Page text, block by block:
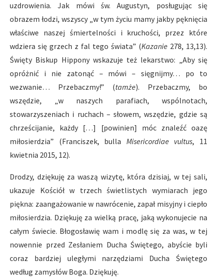
uzdrowienia. Jak mówi św. Augustyn, posługując się
obrazem łodzi, wszyscy „w tym życiu mamy jakby pęknięcia
właściwe naszej śmiertelności i kruchości, przez które
wdziera się grzech z fal tego świata” (Kazanie 278, 13,13).
Święty Biskup Hippony wskazuje też lekarstwo: „Aby się
opróżnić i nie zatonąć – mówi – sięgnijmy… po to
wezwanie… Przebaczmy!” (tamże). Przebaczmy, bo
wszędzie, „w naszych parafiach, wspólnotach,
stowarzyszeniach i ruchach – słowem, wszędzie, gdzie są
chrześcijanie, każdy […] [powinien] móc znaleźć oazę
miłosierdzia” (Franciszek, bulla Misericordiae vultus, 11
kwietnia 2015, 12).
Drodzy, dziękuję za waszą wizytę, która dzisiaj, w tej sali,
ukazuje Kościół w trzech świetlistych wymiarach jego
piękna: zaangażowanie w nawrócenie, zapał misyjny i ciepło
miłosierdzia. Dziękuję za wielką pracę, jaką wykonujecie na
całym świecie. Błogosławię wam i modlę się za was, w tej
nowennie przed Zesłaniem Ducha Świętego, abyście byli
coraz bardziej uległymi narzędziami Ducha Świętego
według zamysłów Boga. Dziękuję.